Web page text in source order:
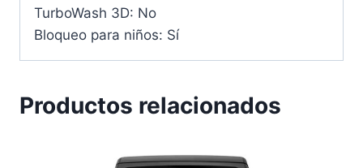
TurboWash 3D: No
Bloqueo para niños: Sí
Productos relacionados